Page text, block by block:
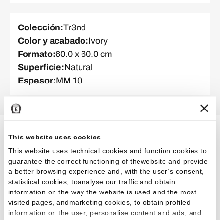
This website uses cookies
This website uses technical cookies and function cookies to
guarantee the correct functioning of thewebsite and provide
a better browsing experience and, with the user’s consent,
statistical cookies, toanalyse our traffic and obtain
information on the way the website is used and the most
visited pages, andmarketing cookies, to obtain profiled
information on the user, personalise content and ads, and
Colección:Tr3nd
Color y acabado:Ivory
Formato:60.0 x 60.0 cm
Superficie:Natural
Espesor:MM 10
Proyectos relacionados